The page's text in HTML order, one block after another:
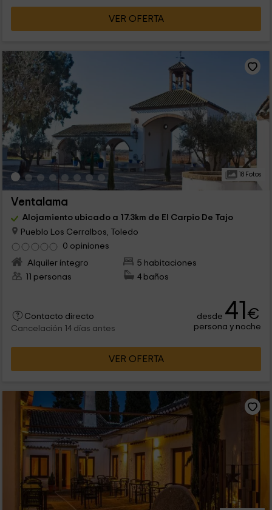
VER OFERTA
18 Fotos
Ventalama
Alojamiento ubicado a 17.3km de El Carpio De Tajo
Pueblo Los Cerralbos, Toledo
0 opiniones
Alquiler íntegro
5 habitaciones
11 personas
4 baños
Contacto directo
Cancelación 14 días antes
desde 41€
persona y noche
VER OFERTA